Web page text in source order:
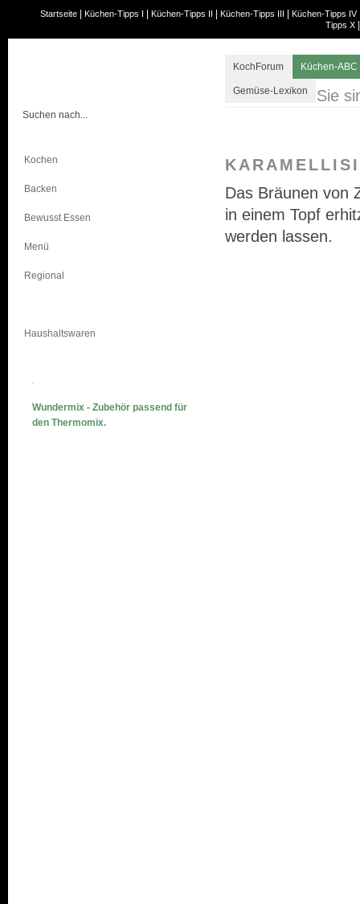
Startseite Küchen-Tipps I Küchen-Tipps II Küchen-Tipps III Küchen-Tipps IV
Tipps X
Kochen
Backen
Bewusst Essen
Menü
Regional
Haushaltswaren
Wundermix - Zubehör passend für
den Thermomix.
KochForum Küchen-ABC
Gemüse-Lexikon Sie
Das Bräunen von
in einem Topf
werden lassen.